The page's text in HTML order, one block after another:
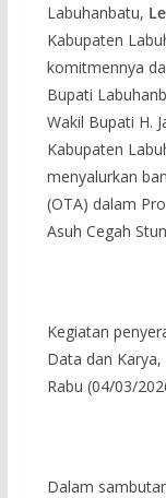
Labuhanbatu,
Kabupaten
komitmennya
Bupati
Wakil Bupati H.
Kabupaten
menyalurkan
(OTA) dalam
Asuh Cegah
Kegiatan
Data dan
Rabu (04/03/
Dalam